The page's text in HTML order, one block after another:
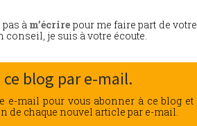
à m’écrire pour me faire part de votre
conseil, je suis à votre écoute.
blog par e-mail.
e-mail pour vous abonner à ce blog et
de chaque nouvel article par e-mail.